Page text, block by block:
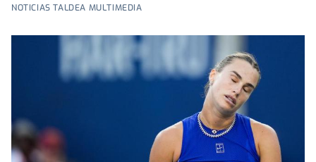
NOTICIAS TALDEA MULTIMEDIA